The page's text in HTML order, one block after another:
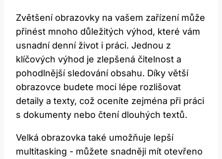
Zvětšení obrazovky na vašem zařízení může
přinést‌ mnoho důležitých výhod, které vám
usnadní denní život i práci. Jednou z
klíčových výhod je zlepšená čitelnost a
pohodlnější sledování ‌obsahu. Díky větší
obrazovce budete moci lépe⁤ rozlišovat
detaily ‌a‌ texty, což ⁣oceníte zejména při práci
s dokumenty nebo čtení ⁢dlouhých textů.
Velká obrazovka⁣ také umožňuje ‍lepší
multitasking ‌- můžete snadněji mít otevřeno